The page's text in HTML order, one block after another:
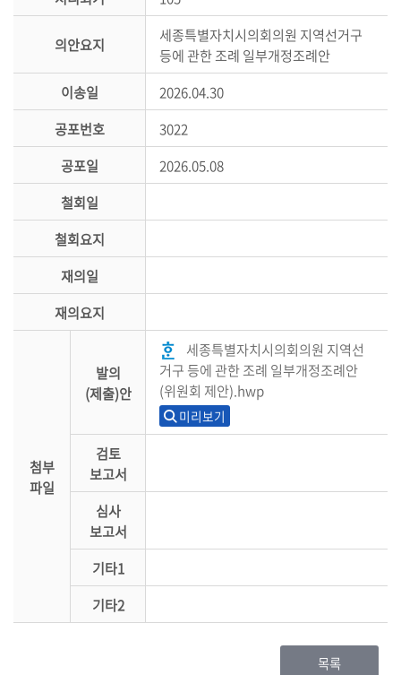
공
용
내
의안요지
세종특별자치시의회의원 지역선거구
등에 관한 조례 일부개정조례안
이송일
2026.04.30
공포번호
3022
공포일
2026.05.08
철회일
철회요지
재의일
재의요지
첨부
파일
발의
(제출)안
세종특별자치시의회의원 지역선
거구 등에 관한 조례 일부개정조례안
(위원회 제안).hwp
미리보기
검토
보고서
심사
보고서
기타1
기타2
목록